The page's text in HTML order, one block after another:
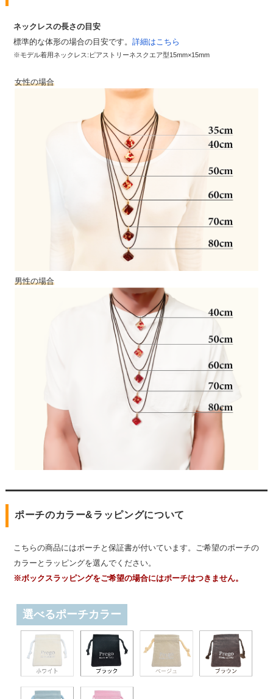
ネックレスの長さの目安
標準的な体形の場合の目安です。 詳細はこちら
※モデル着用ネックレス:ピアストリーネスクエア型15mm×15mm
女性の場合
男性の場合
ポーチのカラー&ラッピングについて
こちらの商品にはポーチと保証書が付いています。ご希望のポーチの
カラーとラッピングを選んでください。
※ボックスラッピングをご希望の場合にはポーチはつきません。
選べるポーチカラー